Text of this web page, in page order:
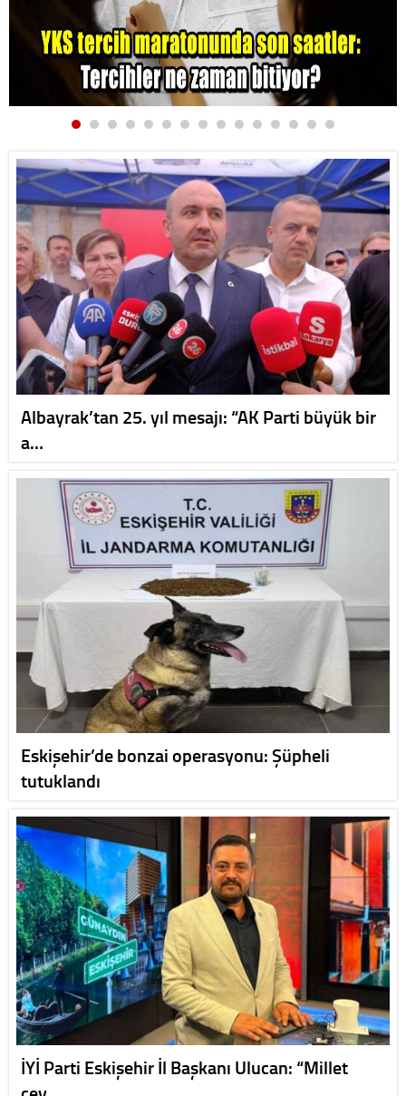
Albayrak’tan 25. yıl mesajı: “AK Parti büyük bir
a…
Eskişehir’de bonzai operasyonu: Şüpheli
tutuklandı
İYİ Parti Eskişehir İl Başkanı Ulucan: “Millet